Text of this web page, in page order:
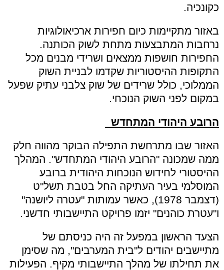
כקונכיה.
באזור מתקיימות כיום חפירות ארכיאולוגיות
נרחבות המתבצעות מתחת לשוק הכותנה.
החפירות חושפות ממצאים ושרידי מבנים מכל
התקופות ההיסטוריות שקדמו לבניית השוק
הממלוכי, כולל שרידים של שוק צלבני עתיק שפעל
במקום לפני השוק הנוכחי.
הרובע היהודי המתחדש
האזור שבו מתרחשת התפילה הבוקר מהווה חלק
ממה שמכונה "הרובע היהודי המתחדש". המהלך
ההיסטורי לחידוש הנוכחות היהודית ברובע
המוסלמי בעיר העתיקה החל בטבת תשל"ט
(דצמבר 1978), כאשר עמותות "עטרה ליושנה"
ו"עטרת כוהנים" יזמו פרויקט התיישבותי חדשני.
הצעד הראשון במפעל זה היה כניסתם של
מתיישבים יהודים ל"בית המערבים", מה שסימן
את תחילתו של מהלך התיישבותי מקיף. הפעילות